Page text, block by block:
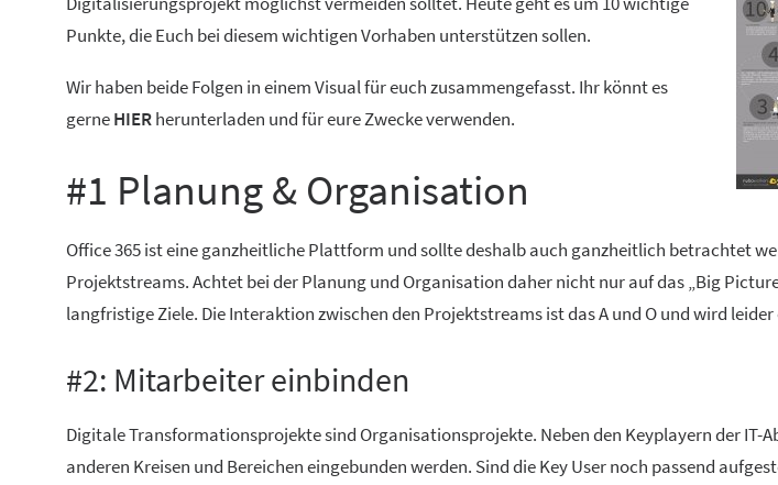
Punkte, die Euch bei diesem wichtigen Vorhaben unterstützen sollen.
Wir haben beide Folgen in einem Visual für euch zusammengefasst. Ihr könnt es
gerneHIERherunterladen und für eure Zwecke verwenden.
#1 Planung & Organisation
Office 365 ist eine ganzheitliche Plattform und sollte deshalb auch ganzheitlich betrachtet
Projektstreams. Achtet bei der Planung und Organisation daher nicht nur auf das „Big
langfristige Ziele. Die Interaktion zwischen den Projektstreams ist das A und O und wird
#2: Mitarbeiter einbinden
Digitale Transformationsprojekte sind Organisationsprojekte. Neben den Keyplayern der IT-
anderen Kreisen und Bereichen eingebunden werden. Sind die Key User noch passend